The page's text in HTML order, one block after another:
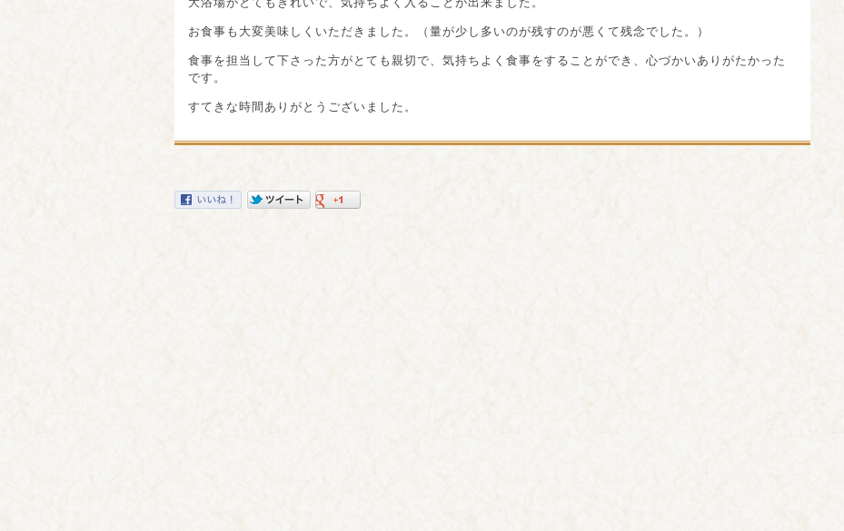
お食事も大変美味しくいただきました。（量が少し多いのが残すのが悪くて残念でした。）
食事を担当して下さった方がとても親切で、気持ちよく食事をすることができ、心づかいありがたかった
です。
すてきな時間ありがとうございました。